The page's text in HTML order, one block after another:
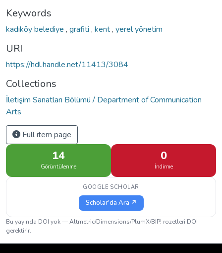
Keywords
kadıköy belediye , grafiti , kent, yerel yönetim
URI
https://hdl.handle.net/11413/3084
Collections
İletişim Sanatları Bölümü / Department of Communication
Arts
Full item page
14
Görüntülenme
0
İndirme
GOOGLE SCHOLAR
Scholar'da Ara ↗
Bu yayında DOI yok — Altmetric/Dimensions/PlumX/BIP! rozetleri DOI
gerektirir.